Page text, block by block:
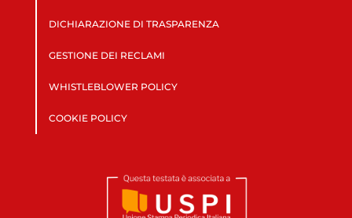
DICHIARAZIONE DI TRASPARENZA
GESTIONE DEI RECLAMI
WHISTLEBLOWER POLICY
COOKIE POLICY